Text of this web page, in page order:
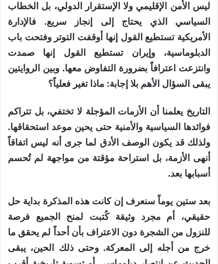
ليس الأمن الإقليمي ولا الإستقرار الدولي، بل الخطاب
السياسي الذي يحتاج إلى إنجاز سريع. فالإدارة
الأمريكية تستطيع القول إنها أوقفت التوتر وفتحت باب
الدبلوماسية، وإيران تستطيع القول إنها صمدت
وانتزعت اعترافاً بضرورة التفاوض معها. وبين الروايتين
يبقى السؤال الأهم بلا إجابة: ماذا تغير فعلياً؟
التاريخ يعلمنا أن الأزمات المؤجلة لا تختفي، بل تتراكم
فوائدها السياسية والأمنية حتى يحين موعد استحقاقها.
ولذلك قد يكون الوصف الأدق لما جرى أنه ليس اتفاقاً
أنهى الأزمة، بل استراحة مؤقتة من مواجهة لم تُحسم
أسبابها بعد.
بعد ستين يوماً سنعرف إن كانت هذه المذكرة بداية حل
حقيقي، أم مجرد وثيقة كُتبت لمنح الجميع فرصة
للنزول من الشجرة دون الاعتراف بأن أحداً لم يحقق ما
خرج من أجله إلى المعركة. وحتى ذلك الحين، يبقى